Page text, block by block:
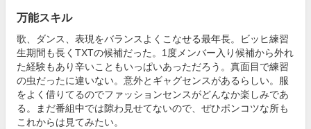
万能スキル
歌、ダンス、表現をバランスよくこなせる最年長。ビッヒ練習
生期間も長くTXTの候補だった。1度メンバー入り候補から外れ
た経験もあり辛いこともいっぱいあっただろう。真面目で練習
の虫だったに違いない。意外とギャグセンスがあるらしい。服
をよく借りてるのでファッションセンスがどんなか楽しみであ
る。まだ番組中では隙わ見せてないので、ぜひポンコツな所も
これからは見てみたい。